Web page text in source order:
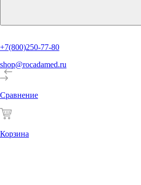
+7(800)250-77-80
shop@rocadamed.ru
Сравнение
Корзина